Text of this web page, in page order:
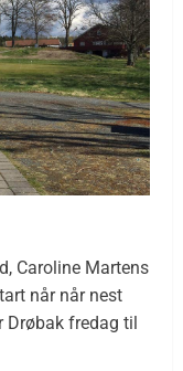
Caroline Martens
når når nest
Drøbak fredag til